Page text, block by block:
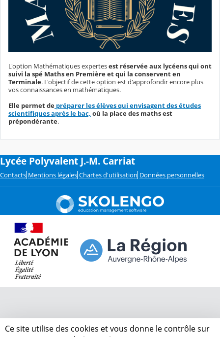
L'option Mathématiques expertesest réservée aux lycéens qui ont
suivi la spé Maths en Première et qui la conservent en
Terminale. L'objectif de cette option est d'approfondir encore plus
vos connaissances en mathématiques.
Elle permet de préparer les élèves qui envisagent des études
scientifiques après le bac, où la place des maths est
prépondérante.
Lycée Polyvalent J.-M. Carriat
Contacts Mentions légales Chartes d'utilisation Données personnelles
Ce site utilise des cookies et vous donne le contrôle sur